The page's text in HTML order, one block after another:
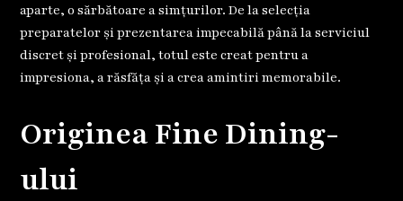
aparte, o sărbătoare a simțurilor. De la selecția
preparatelor și prezentarea impecabilă până la serviciul
discret și profesional, totul este creat pentru a
impresiona, a răsfăța și a crea amintiri memorabile.
Originea Fine Dining-
ului